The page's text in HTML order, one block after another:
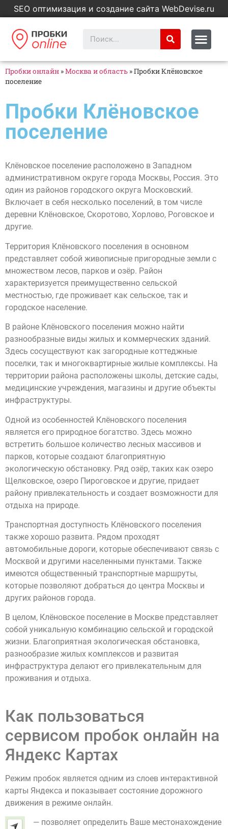
SEO оптимизация и создание сайта WebDevise.ru
Пробки онлайн »Москва и область »Пробки Клёновское
поселение
Пробки Клёновское
поселение
Клёновское поселение расположено в Западном
административном округе города Москвы, Россия. Это
один из районов городского округа Московский.
Включает в себя несколько поселений, в том числе
деревни Клёновское, Скоротово, Хорлово, Роговское и
другие.
Территория Клёновского поселения в основном
представляет собой живописные пригородные земли с
множеством лесов, парков и озёр. Район
характеризуется преимущественно сельской
местностью, где проживает как сельское, так и
городское население.
В районе Клёновского поселения можно найти
разнообразные виды жилых и коммерческих зданий.
Здесь сосуществуют как загородные коттеджные
поселки, так и многоквартирные жилые комплексы. На
территории района расположены школы, детские сады,
медицинские учреждения, магазины и другие объекты
инфраструктуры.
Одной из особенностей Клёновского поселения
является его природное богатство. Здесь можно
встретить большое количество лесных массивов и
парков, которые создают благоприятную
экологическую обстановку. Ряд озёр, таких как озеро
Щелковское, озеро Пироговское и другие, придает
району привлекательность и создает возможности для
отдыха на природе.
Транспортная доступность Клёновского поселения
также хорошо развита. Рядом проходят
автомобильные дороги, которые обеспечивают связь с
Москвой и другими населенными пунктами. Также
имеются общественный транспортные маршруты,
которые позволяют добраться до центра Москвы и
других районов города.
В целом, Клёновское поселение в Москве представляет
собой уникальную комбинацию сельской и городской
жизни. Благоприятная экологическая обстановка,
разнообразие жилых комплексов и развитая
инфраструктура делают его привлекательным для
проживания и отдыха.
Как пользоваться
сервисом пробок онлайн на
Яндекс Картах
Режим пробок является одним из слоев интерактивной
карты Яндекса и показывает состояние дорожного
движения в режиме онлайн.
— позволяет определить Ваше местонахождение